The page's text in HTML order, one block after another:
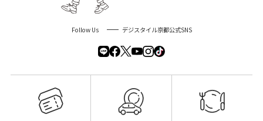
Follow Us デジスタイル京都公式SNS